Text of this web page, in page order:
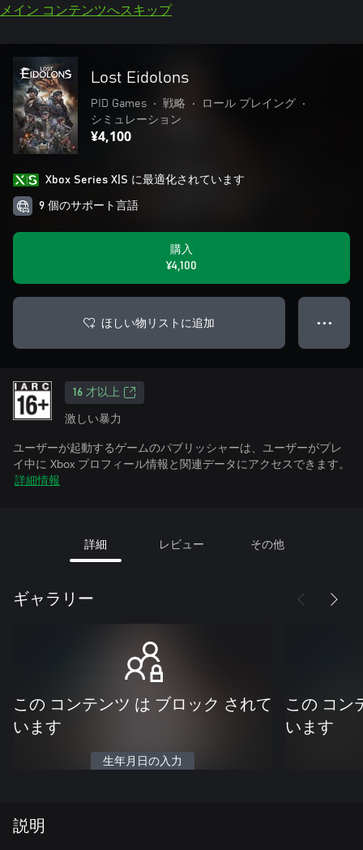
メイン コンテンツへスキップ
Lost Eidolons
PID Games • 戦略 • ロール プレイング
•
シミュレーション
¥4,100
Xbox Series X|S に最適化されています
9 個のサポート言語
購入
¥4,100
ほしい物リストに追加 ● ● ●
16 才以上
激しい暴力
ユーザーが起動するゲームのパブリッシャーは、ユーザーがプレ
イ中に Xbox プロフィール情報と関連データにアクセスできます。
詳細情報
詳細 レビュー その他
ギャラリー
この コンテンツ は ブロック されて
います
生年月日の入力
この コン
います
説明